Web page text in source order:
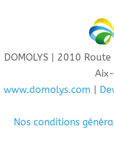
DOMOLYS | 2010
www.domolys.com |
Nos conditions